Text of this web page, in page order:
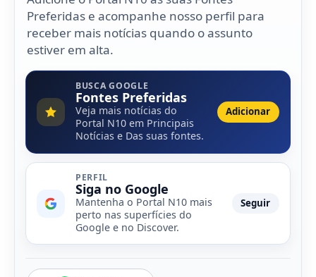
Preferidas e acompanhe nosso perfil para
receber mais notícias quando o assunto
estiver em alta.
BUSCA GOOGLE
Fontes Preferidas
Veja mais notícias do
Portal N10 em Principais
Notícias e Das suas fontes.
Adicionar
PERFIL
Siga no Google
Mantenha o Portal N10 mais
perto nas superfícies do
Google e no Discover.
Seguir